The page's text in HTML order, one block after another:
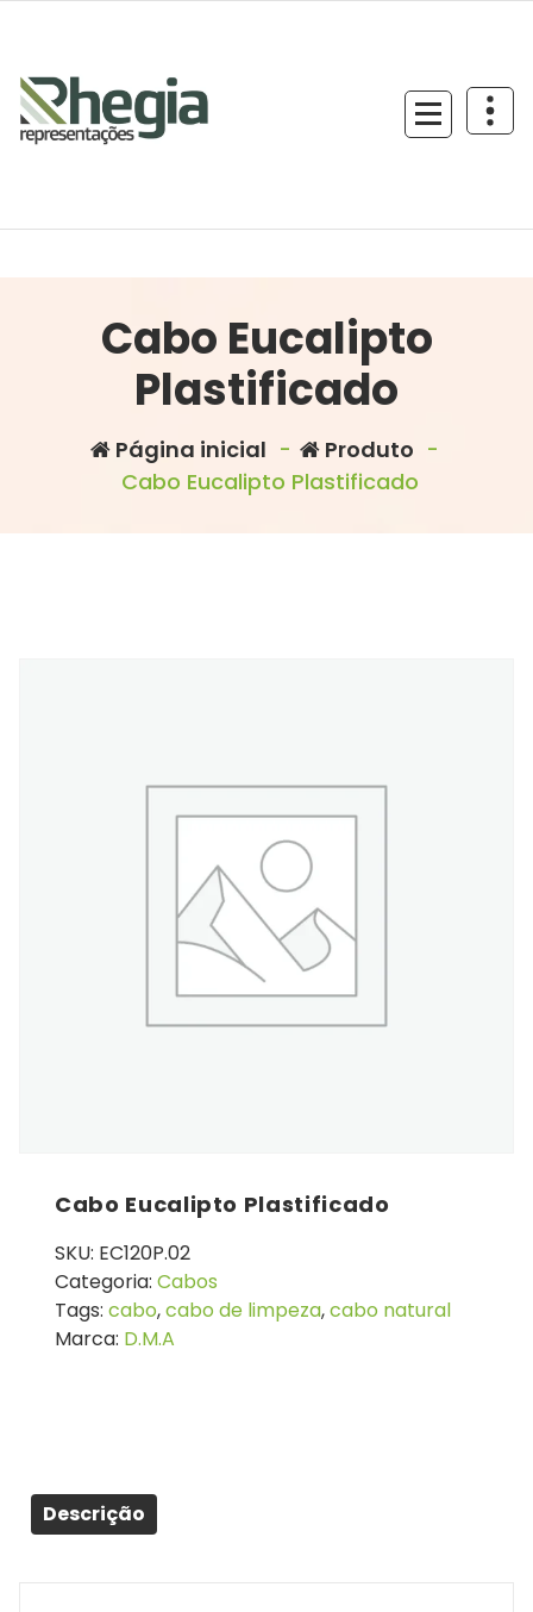
Cabo Eucalipto
Plastificado
Página inicial - Produto -
Cabo Eucalipto Plastificado
Cabo Eucalipto Plastificado
SKU: EC120P.02
Categoria: Cabos
Tags: cabo,cabo de limpeza,cabo natural
Marca: D.M.A
Descrição